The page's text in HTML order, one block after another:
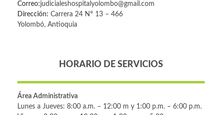
Correo:judicialeshospitalyolombo@gmail.com
Dirección: Carrera 24 Nº 13 – 466
Yolombó, Antioquia
HORARIO DE SERVICIOS
Área Administrativa
Lunes a Jueves: 8:00 a.m. – 12:00 m y 1:00 p.m. – 6:00 p.m.